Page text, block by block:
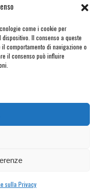
come i cookie per
Il consenso a queste
comportamento di navigazione o
il consenso può influire
sulla Privacy
| Viale Vittorio Veneto